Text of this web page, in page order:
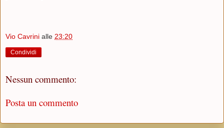
Vio Cavrini alle 23:20
Condividi
Nessun commento:
Posta un commento